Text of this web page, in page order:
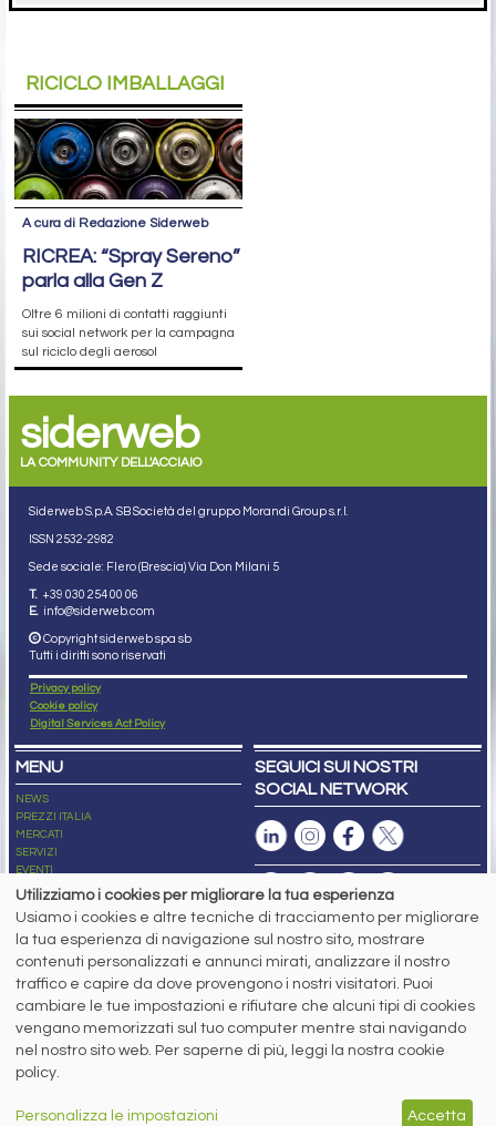
RICICLO IMBALLAGGI
A cura di Redazione Siderweb
RICREA: “Spray Sereno”
parla alla Gen Z
Oltre 6 milioni di contatti raggiunti
sui social network per la campagna
sul riciclo degli aerosol
siderweb
LA COMMUNITY DELL'ACCIAIO
Siderweb S.p.A. SB Società del gruppo Morandi Group s.r.l.
ISSN 2532-2982
Sede sociale: Flero (Brescia) Via Don Milani 5
T. +39 030 254 00 06
E. info@siderweb.com
Copyright siderweb spa sb
Tutti i diritti sono riservati
Privacy policy
Cookie policy
Digital Services Act Policy
MENU
NEWS
PREZZI ITALIA
MERCATI
SERVIZI
EVENTI
ABBONAMENTI
NEWSLETTER
SEGUICI SUI NOSTRI
SOCIAL NETWORK
Capitale Sociale: 190.000€ interamente versato
Registro delle Imprese di Brescia
Codice Fiscale e Partita I.V.A.:IT03562320170
R.E.A. n. 419331
www.siderweb.com: Autorizzazione del Tribunale di Brescia n. 11/2004 del 17
marzo 2004, Iscrizione al R.O.C. n. 26116.
Direttrice Responsabile:
Elisa Bonomelli
Stefano Gennari
Utilizziamo i cookies per migliorare la tua esperienza
Usiamo i cookies e altre tecniche di tracciamento per migliorare
la tua esperienza di navigazione sul nostro sito, mostrare
contenuti personalizzati e annunci mirati, analizzare il nostro
traffico e capire da dove provengono i nostri visitatori. Puoi
cambiare le tue impostazioni e rifiutare che alcuni tipi di cookies
vengano memorizzati sul tuo computer mentre stai navigando
nel nostro sito web. Per saperne di più, leggi la nostra cookie
policy.
Personalizza le impostazioni Accetta